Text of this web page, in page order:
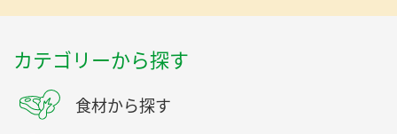
カテゴリーから探す
食材から探す